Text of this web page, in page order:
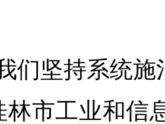
坚持系统施
林市工业和信